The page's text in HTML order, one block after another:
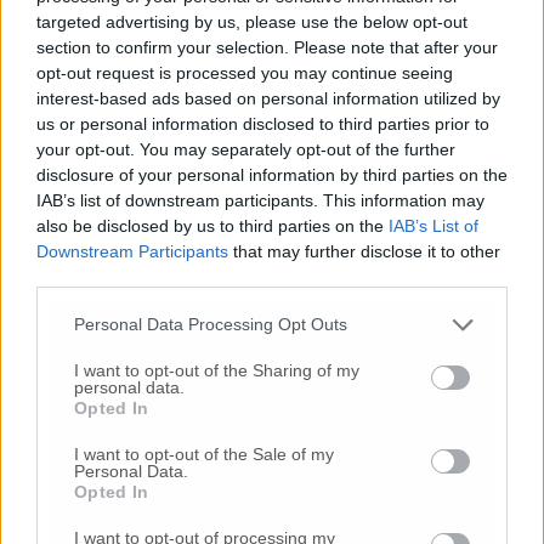
targeted advertising by us, please use the below opt-out
section to confirm your selection. Please note that after your
opt-out request is processed you may continue seeing
interest-based ads based on personal information utilized by
us or personal information disclosed to third parties prior to
your opt-out. You may separately opt-out of the further
disclosure of your personal information by third parties on the
IAB’s list of downstream participants. This information may
also be disclosed by us to third parties on the IAB’s List of
Downstream Participants that may further disclose it to other
Personal Data Processing Opt Outs
I want to opt-out of the Sharing of my
personal data.
Opted In
I want to opt-out of the Sale of my
Personal Data.
Opted In
I want to opt-out of processing my
2005 che vogliamo riprendere e rilanciare in
maniera ancor più innovativa e in linea con
uno sviluppo caratterizzato dalla
sostenibilità ambientale, fattore
fondamentale per migliorare il rapporto fra la
città e il porto».
La proposta della penisola
Il vice ministro Rixi ha spiegato come «In
questi giorni ho visitato l’aeroporto di